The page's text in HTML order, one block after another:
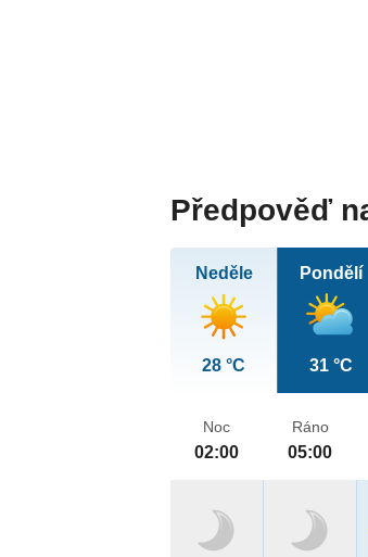
Předpověď
Neděle
28 °C
Pondělí
31 °C
Noc
02:00
Ráno
05:00